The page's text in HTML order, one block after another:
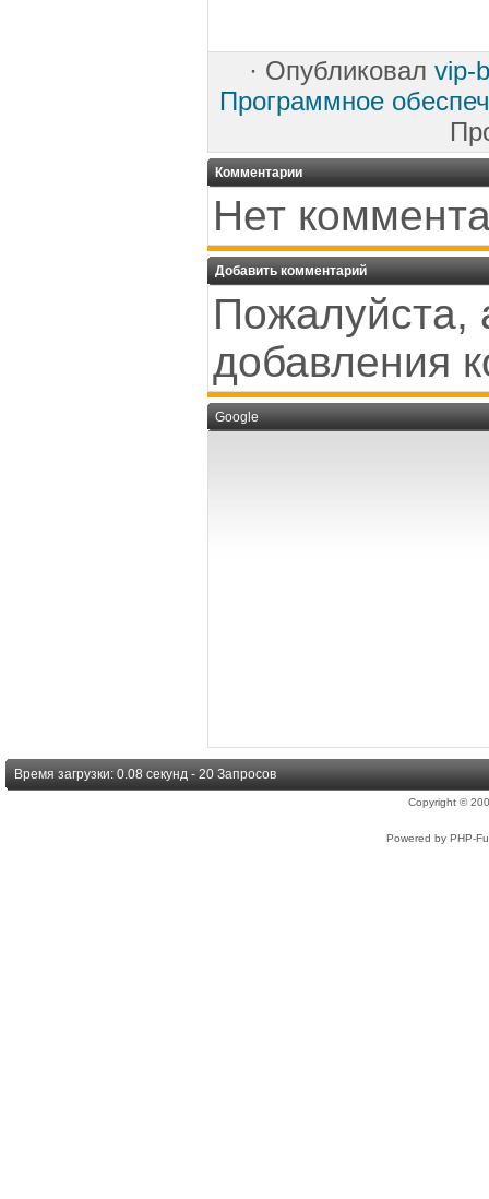
· Опубликовал vip-
Программное
Комментарии
Нет
Добавить комментарий
Пожалуйста,
добавления
Google
Время загрузки: 0.08 секунд - 20 Запросов
Copyright ©
Powered by PHP-